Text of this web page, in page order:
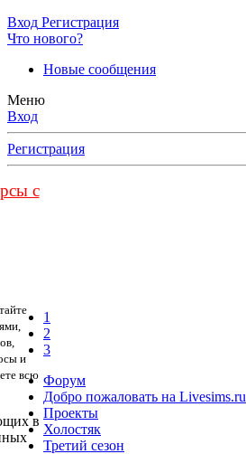
Вход Регистрация
Что нового?
Новые сообщения
Меню
Вход
Регистрация
с
и
всю
в
1
2
3
Форум
Добро пожаловать на Livesims.ru
Проекты
Холостяк
Третий сезон